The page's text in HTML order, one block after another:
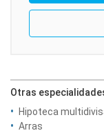
Otras
Hipoteca
Arras